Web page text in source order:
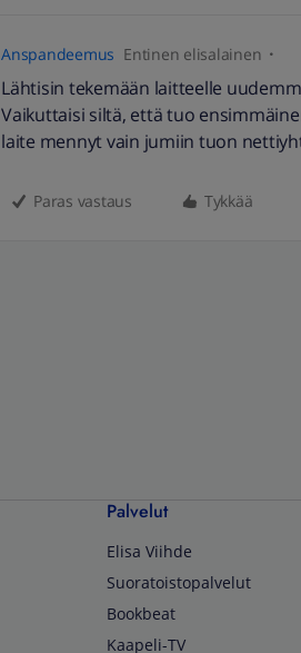
Anspandeemus Entinen elisalainen
Lähtisin tekemään laitteelle
Vaikuttaisi siltä, että tuo
laite mennyt vain jumiin tuon
Paras vastaus Tykkää
Palvelut
Elisa Viihde
Suoratoistopalvelut
Bookbeat
Kaapeli-TV